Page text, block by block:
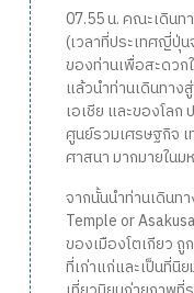
07.55 น. คณะเดินท
(เวลาที่ประเทศญี่ปุ่น
ของท่านเพื่อสะดวก
แล้วนำท่านเดินทา
เอเชีย และของโล
ศูนย์รวมเศรษฐกิจ
ศาสนา มากมายใน
จากนั้นนำท่านเดินท
Temple or
ของเมืองโตเกียว
ที่เก่าแก่และเป็นที่นิ